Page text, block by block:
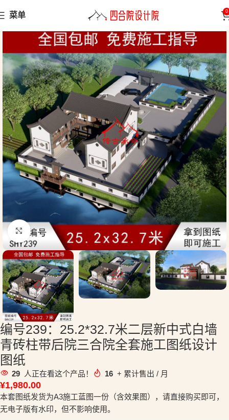
菜单 0
首页 三合院
点击放大
编号239：25.2*32.7米二层新中式白墙
青砖柱带后院三合院全套施工图纸设计
图纸
29 人正在看这个产品！ 16 + 累计售出 / 月
¥1,980.00
本套图纸发货为A3施工蓝图一份（含效果图），请直接购买即可，
无电子版有水印，但不影响使用。